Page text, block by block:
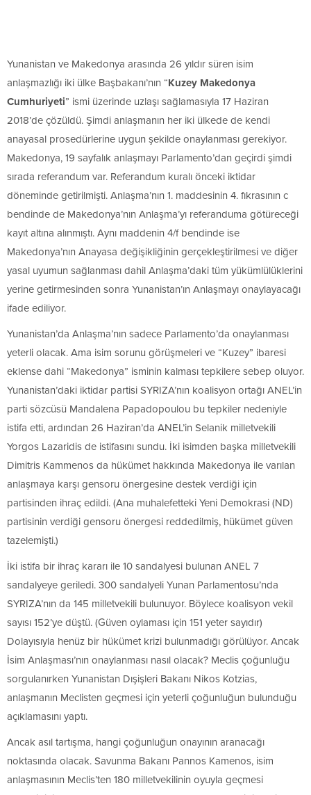
Yunanistan ve Makedonya arasında 26 yıldır süren isim
anlaşmazlığı iki ülke Başbakanı’nın “Kuzey Makedonya
Cumhuriyeti” ismi üzerinde uzlaşı sağlamasıyla 17 Haziran
2018’de çözüldü. Şimdi anlaşmanın her iki ülkede de kendi
anayasal prosedürlerine uygun şekilde onaylanması gerekiyor.
Makedonya, 19 sayfalık anlaşmayı Parlamento’dan geçirdi şimdi
sırada referandum var. Referandum kuralı önceki iktidar
döneminde getirilmişti. Anlaşma’nın 1. maddesinin 4. fıkrasının c
bendinde de Makedonya’nın Anlaşma’yı referanduma götüreceği
kayıt altına alınmıştı. Aynı maddenin 4/f bendinde ise
Makedonya’nın Anayasa değişikliğinin gerçekleştirilmesi ve diğer
yasal uyumun sağlanması dahil Anlaşma’daki tüm yükümlülüklerini
yerine getirmesinden sonra Yunanistan’ın Anlaşmayı onaylayacağı
ifade ediliyor.
Yunanistan’da Anlaşma’nın sadece Parlamento’da onaylanması
yeterli olacak. Ama isim sorunu görüşmeleri ve “Kuzey” ibaresi
eklense dahi “Makedonya” isminin kalması tepkilere sebep oluyor.
Yunanistan’daki iktidar partisi SYRIZA’nın koalisyon ortağı ANEL’in
parti sözcüsü Mandalena Papadopoulou bu tepkiler nedeniyle
istifa etti, ardından 26 Haziran’da ANEL’in Selanik milletvekili
Yorgos Lazaridis de istifasını sundu. İki isimden başka milletvekili
Dimitris Kammenos da hükümet hakkında Makedonya ile varılan
anlaşmaya karşı gensoru önergesine destek verdiği için
partisinden ihraç edildi. (Ana muhalefetteki Yeni Demokrasi (ND)
partisinin verdiği gensoru önergesi reddedilmiş, hükümet güven
tazelemişti.)
İki istifa bir ihraç kararı ile 10 sandalyesi bulunan ANEL 7
sandalyeye geriledi. 300 sandalyeli Yunan Parlamentosu’nda
SYRIZA’nın da 145 milletvekili bulunuyor. Böylece koalisyon vekil
sayısı 152’ye düştü. (Güven oylaması için 151 yeter sayıdır)
Dolayısıyla henüz bir hükümet krizi bulunmadığı görülüyor. Ancak
İsim Anlaşması’nın onaylanması nasıl olacak? Meclis çoğunluğu
sorgulanırken Yunanistan Dışişleri Bakanı Nikos Kotzias,
anlaşmanın Meclisten geçmesi için yeterli çoğunluğun bulunduğu
açıklamasını yaptı.
Ancak asıl tartışma, hangi çoğunluğun onayının aranacağı
noktasında olacak. Savunma Bakanı Pannos Kamenos, isim
anlaşmasının Meclis’ten 180 milletvekilinin oyuyla geçmesi